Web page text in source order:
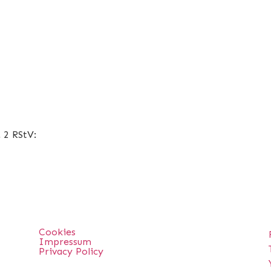
RStV:
Cookies
Impressum
Privacy Policy